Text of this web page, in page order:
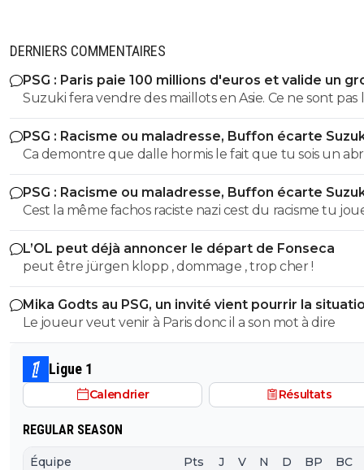
DERNIERS COMMENTAIRES
PSG : Paris paie 100 millions d'euros et valide un
départ
Suzuki fera vendre des maillots en Asie. Ce ne sont pas
russes qui acheteront ceux de Safonov ni les europeens
ceux de Chevalier. Quant aux autres acheteurs ils s’en
foutent des trois ...
PSG : Racisme ou maladresse, Buffon écarte
Ca demontre que dalle hormis le fait que tu sois un
ignare qui ignorait tout ce que jai dit sur buffon
justement tes un abruti ignare qui par dessus le
ouvre sa grande gueule Genre cest toi qui va m'apprendre
les définitions de nazi raciste fachiste?? Espèce de
PSG : Racisme ou maladresse, Buffon écarte
Cest la même fachos raciste nazi cest du racisme tu
les mots là finalité est la meme... Donc moralité alors
?? Cest ca ta seule défense ?? Va un peu te faire
espèce d'abruti .. et le numero 88 interdit en série A
dit quoi aussi parceque tu t'es foutu de ma gueule a
mais si je te colle le règlement sur ta sale face de
auras lair un peu plus con qu'hier trépané va
L’OL peut déjà annoncer le départ de Fonseca
peut être jürgen klopp , dommage , trop cher !
Mika Godts au PSG, un invité vient pourrir la
Le joueur veut venir à Paris donc il a son mot à dire
Ligue 1
Calendrier Résultats
REGULAR SEASON
Équipe Pts J V N D BP BC